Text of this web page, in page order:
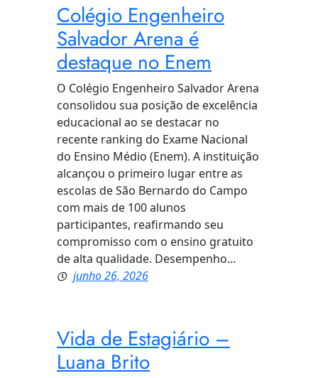
Colégio Engenheiro
Salvador Arena é
destaque no Enem
O Colégio Engenheiro Salvador Arena
consolidou sua posição de excelência
educacional ao se destacar no
recente ranking do Exame Nacional
do Ensino Médio (Enem). A instituição
alcançou o primeiro lugar entre as
escolas de São Bernardo do Campo
com mais de 100 alunos
participantes, reafirmando seu
compromisso com o ensino gratuito
de alta qualidade. Desempenho…
junho 26, 2026
Vida de Estagiário –
Luana Brito